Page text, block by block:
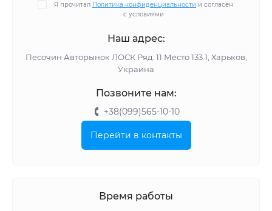
Я прочитал Политика конфиденциальности и согласен
с условиями
Наш адрес:
Песочин Авторынок ЛОСК Ряд. 11 Место 133.1, Харьков,
Украина
Позвоните нам:
+38(099)565-10-10
Перейти в контакты
Время работы